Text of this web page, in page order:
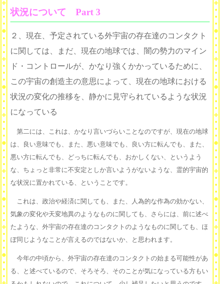
状況について Part 3
２、現在、予定されている外宇宙の存在達のコンタクト
に関しては、まだ、現在の地球では、闇の勢力のマイン
ド・コントロールが、かなり強くかかっているために、
この宇宙の創造主の意思によって、現在の地球における
状況の変化の推移を、静かに見守られているような状況
になっている
第二には、これは、かなり言いづらいことなのですが、現在の地球
は、良い意味でも、また、悪い意味でも、良い方に転んでも、また、
悪い方に転んでも、どっちに転んでも、おかしくない、というよう
な、ちょっと非常に不安定としか言いようがないような、霊的宇宙的
な状況に置かれている、ということです。
これは、政治や経済に関しても、また、人為的な作為の効かない、
気象の変化や天変地異のようなものに関しても、さらには、前に述べ
たような、外宇宙の存在達のコンタクトのようなものに関しても、ほ
ぼ同じようなことが言えるのではないか、と思われます。
今年の中頃から、外宇宙の存在達のコンタクトの始まる可能性があ
る、と述べているので、そろそろ、そのことが気になっている方もい